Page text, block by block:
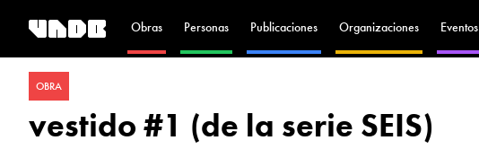
Obras Personas Publicaciones Organizaciones Eventos
OBRA
vestido #1 (de la serie SEIS)